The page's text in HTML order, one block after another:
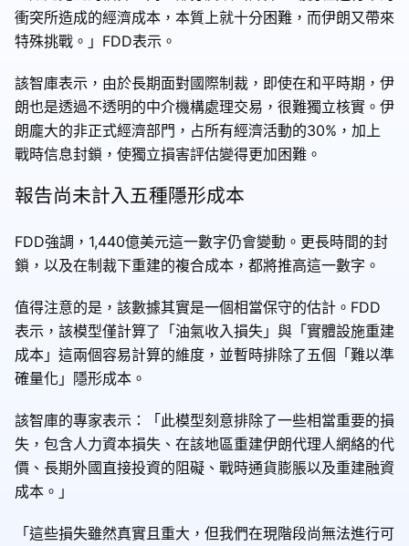
衝突所造成的經濟成本，本質上就十分困難，而伊朗又帶來
特殊挑戰。」FDD表示。
該智庫表示，由於長期面對國際制裁，即使在和平時期，伊
朗也是透過不透明的中介機構處理交易，很難獨立核實。伊
朗龐大的非正式經濟部門，占所有經濟活動的30%，加上
戰時信息封鎖，使獨立損害評估變得更加困難。
報告尚未計入五種隱形成本
FDD強調，1,440億美元這一數字仍會變動。更長時間的封
鎖，以及在制裁下重建的複合成本，都將推高這一數字。
值得注意的是，該數據其實是一個相當保守的估計。FDD
表示，該模型僅計算了「油氣收入損失」與「實體設施重建
成本」這兩個容易計算的維度，並暫時排除了五個「難以準
確量化」隱形成本。
該智庫的專家表示：「此模型刻意排除了一些相當重要的損
失，包含人力資本損失、在該地區重建伊朗代理人網絡的代
價、長期外國直接投資的阻礙、戰時通貨膨脹以及重建融資
成本。」
「這些損失雖然真實且重大，但我們在現階段尚無法進行可